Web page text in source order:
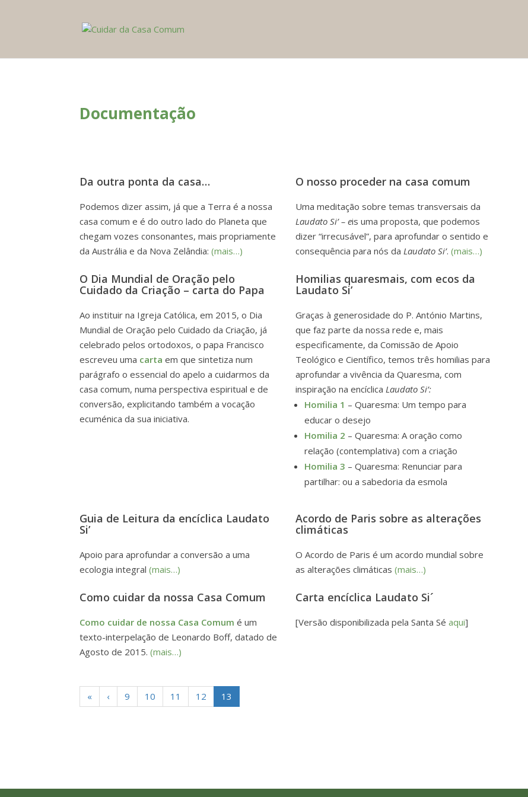
Documentação
Da outra ponta da casa…
Podemos dizer assim, já que a Terra é a nossa
casa comum e é do outro lado do Planeta que
chegam vozes consonantes, mais propriamente
da Austrália e da Nova Zelândia:(mais…)
O nosso proceder na casa comum
Uma meditação sobre temas transversais da
Laudato Si’ – eis uma proposta, que podemos
dizer “irrecusável”, para aprofundar o sentido e
consequência para nós da Laudato Si’. (mais…)
O Dia Mundial de Oração pelo
Cuidado da Criação – carta do Papa
Ao instituir na Igreja Católica, em 2015, o Dia
Mundial de Oração pelo Cuidado da Criação, já
celebrado pelos ortodoxos, o papa Francisco
escreveu uma carta em que sintetiza num
parágrafo o essencial do apelo a cuidarmos da
casa comum, numa perspectiva espiritual e de
conversão, explicitando também a vocação
ecuménica da sua iniciativa.
Homilias quaresmais, com ecos da
Laudato Si’
Graças à generosidade do P. António Martins,
que faz parte da nossa rede e, mais
especificamente, da Comissão de Apoio
Teológico e Científico, temos três homilias para
aprofundar a vivência da Quaresma, com
inspiração na encíclica Laudato Si’:
Homilia 1 – Quaresma: Um tempo para
educar o desejo
Homilia 2 – Quaresma: A oração como
relação (contemplativa) com a criação
Homilia 3 – Quaresma: Renunciar para
partilhar: ou a sabedoria da esmola
Guia de Leitura da encíclica Laudato
Si’
Apoio para aprofundar a conversão a uma
ecologia integral(mais…)
Acordo de Paris sobre as alterações
climáticas
O Acordo de Paris é um acordo mundial sobre
as alterações climáticas (mais…)
Como cuidar da nossa Casa Comum
Como cuidar de nossa Casa Comum é um
texto-interpelação de Leonardo Boff, datado de
Agosto de 2015.(mais…)
Carta encíclica Laudato Si´
[Versão disponibilizada pela Santa Sé aqui]
« ‹ 9 10 11 12 13